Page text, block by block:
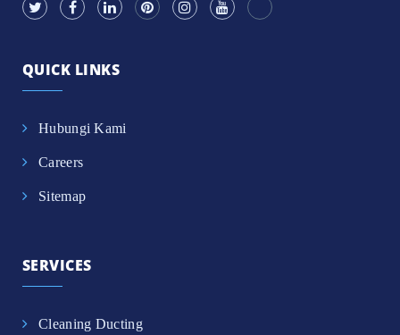
QUICK LINKS
Hubungi Kami
Careers
Sitemap
SERVICES
Cleaning Ducting